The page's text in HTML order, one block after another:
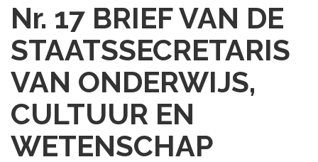
Nr. 17 BRIEF VAN DE
STAATSSECRETARIS
VAN ONDERWIJS,
CULTUUR EN
WETENSCHAP